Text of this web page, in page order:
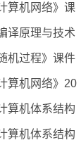
算机网络》课
译原理与技术
机过程》课件
算机网络》20
算机体系结构
算机体系结构